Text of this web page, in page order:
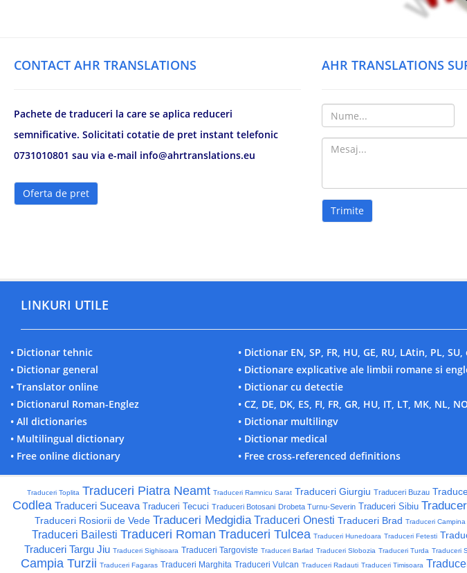
CONTACT AHR TRANSLATIONS
Pachete de traduceri la care se aplica reduceri
semnificative. Solicitati cotatie de pret instant telefonic
0731010801 sau via e-mail info@ahrtranslations.eu
Oferta de pret
AHR TRANSLATIONS
LINKURI UTILE
• Dictionar tehnic
• Dictionar general
• Translator online
• Dictionarul Roman-Englez
• All dictionaries
• Multilingual dictionary
• Free online dictionary
• Dictionar EN, SP, FR, HU, GE, RU, LAtin, PL, SU,
• Dictionare explicative ale limbii romane si
• Dictionar cu detectie
• CZ, DE, DK, ES, FI, FR, GR, HU, IT, LT, MK, NL,
• Dictionar multilingv
• Dictionar medical
• Free cross-referenced definitions
Traduceri Toplita Traduceri Piatra Neamt Traduceri Ramnicu Sarat Traduceri Giurgiu Traduceri Buzau
Codlea Traduceri Suceava Traduceri Tecuci Traduceri Botosani Drobeta Turnu-Severin Traduceri Sibiu
Traduceri Rosiorii de Vede Traduceri Medgidia Traduceri Onesti Traduceri Brad Traduceri Campina
Traduceri Bailesti Traduceri Roman Traduceri Tulcea Traduceri Hunedoara Traduceri Fetesti
Traduceri Targu Jiu Traduceri Sighisoara Traduceri Targoviste Traduceri Barlad Traduceri Slobozia Traduceri Turda Traduceri
Campia Turzii Traduceri Fagaras Traduceri Marghita Traduceri Vulcan Traduceri Radauti Traduceri Timisoara